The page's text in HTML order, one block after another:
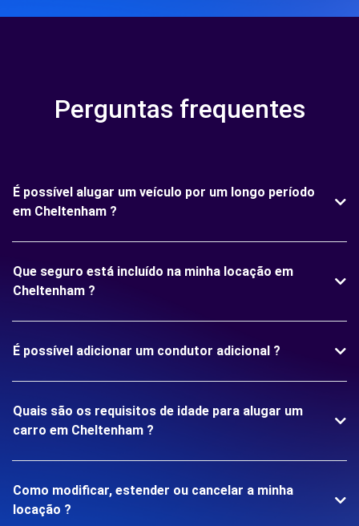
Perguntas frequentes
É possível alugar um veículo por um longo período
em Cheltenham ?
Que seguro está incluído na minha locação em
Cheltenham ?
É possível adicionar um condutor adicional ?
Quais são os requisitos de idade para alugar um
carro em Cheltenham ?
Como modificar, estender ou cancelar a minha
locação ?